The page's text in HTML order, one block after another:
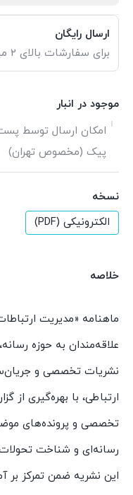
ارسال رایگان
برای سفارشات بالای 2 میلیون تومان
موجود در انبار
امکان ارسال توسط
پیک (مخصوص تهران)
نسخه
الکترونیکی (PDF)
خلاصه
ماهنامه «مدیریت
علاقه‌مندان به حوزه
نشریات تخصصی و
ارتباطی، با بهره‌گیری از
تخصصی و پرونده‌های
رسانه‌ای و شناخت
این نشریه ضمن تمرکز بر